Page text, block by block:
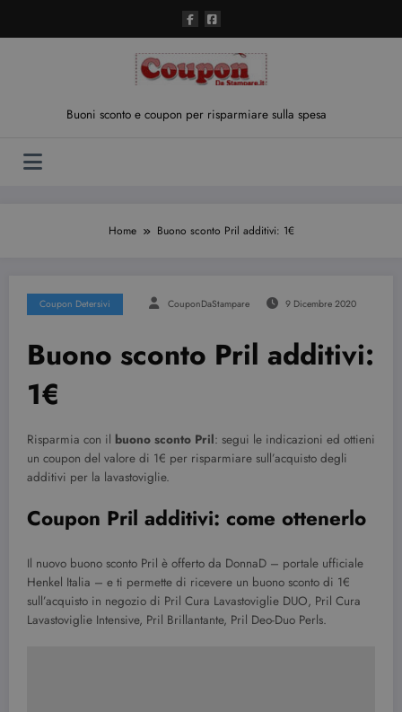
contenuto
Buoni sconto e coupon per risparmiare sulla spesa
Home Buono sconto Pril additivi: 1€
Coupon Detersivi CouponDaStampare 9 Dicembre 2020
Buono sconto Pril additivi:
1€
Risparmia con il buono sconto Pril: segui le indicazioni ed ottieni
un coupon del valore di 1€ per risparmiare sull’acquisto degli
additivi per la lavastoviglie.
Coupon Pril additivi: come ottenerlo
Il nuovo buono sconto Pril è offerto da DonnaD – portale ufficiale
Henkel Italia – e ti permette di ricevere un buono sconto di 1€
sull’acquisto in negozio di Pril Cura Lavastoviglie DUO, Pril Cura
Lavastoviglie Intensive, Pril Brillantante, Pril Deo-Duo Perls.